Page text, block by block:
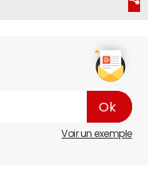
Voir un exemple